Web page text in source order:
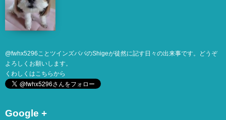
@fwhx5296ことツインズパパのShigeが徒然に記す日々の出来事です。どうぞ
よろしくお願いします。
くわしくはこちらから
Google +